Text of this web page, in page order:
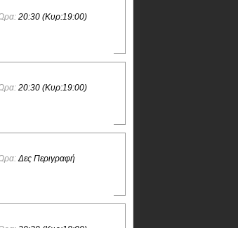
20:30 (Κυρ:19:00)
20:30 (Κυρ:19:00)
Δες Περιγραφή